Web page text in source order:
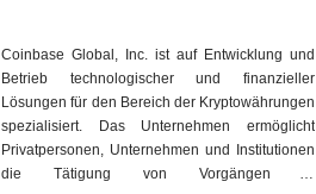
Coinbase Global, Inc. ist auf Entwicklung und
Betrieb technologischer und finanzieller
Lösungen für den Bereich der Kryptowährungen
spezialisiert. Das Unternehmen ermöglicht
Privatpersonen, Unternehmen und Institutionen
die Tätigung von Vorgängen in